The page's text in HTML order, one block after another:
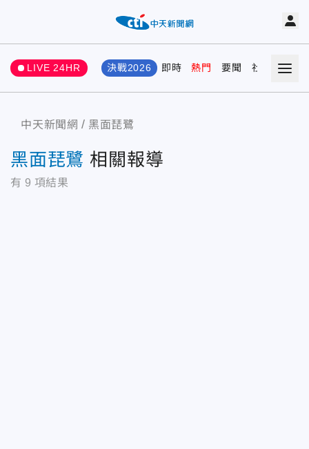
LIVE 24HR 決戰2026 即時 熱門 要聞 社會 娛樂
中天新聞網 黑面琵鷺
黑面琵鷺 相關報導
有 9 項結果